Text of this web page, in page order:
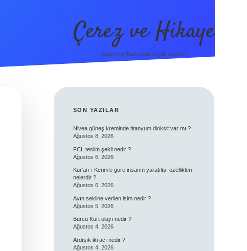
Çerez ve Hikaye
Atıştırmalıklarla dolu keyifli öneriler!
SIDEBAR
SON YAZILAR
Nivea güneş kreminde titanyum dioksit var mı ?
Ağustos 8, 2026
FCL teslim şekli nedir ?
Ağustos 6, 2026
Kur’an-ı Kerim’e göre insanın yaratılışı özellikleri
nelerdir ?
Ağustos 6, 2026
Ayın sekline verilen isim nedir ?
Ağustos 5, 2026
Burcu Kurt olayı nedir ?
Ağustos 4, 2026
Ardışık iki açı nedir ?
Ağustos 4, 2026